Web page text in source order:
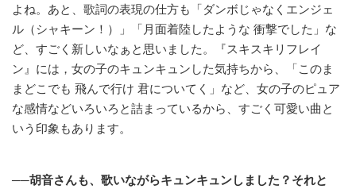
よね。あと、歌詞の表現の仕方も「ダンボじゃなくエンジェ
ル（シャキーン！）」「月面着陸したような 衝撃でした」な
ど、すごく新しいなぁと思いました。『スキスキリフレイ
ン』には，女の子のキュンキュンした気持ちから、「このま
まどこでも 飛んで行け 君についてく」など、女の子のピュア
な感情などいろいろと詰まっているから、すごく可愛い曲と
いう印象もあります。
──胡音さんも、歌いながらキュンキュンしました？それと